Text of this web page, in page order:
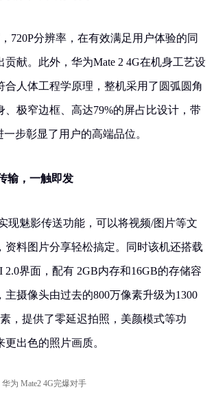
720P分辨率，在有效满足用户体验的同
献。此外，华为Mate 2 4G在机身工艺设
人体工程学原理，整机采用了圆弧圆角
极窄边框、高达79%的屏占比设计，带
步彰显了用户的高端品位。
输，一触即发
现魅影传送功能，可以将视频/图片等文
料图片分享轻松搞定。同时该机还搭载
2.0界面，配有 2GB内存和16GB的存储容
摄像头由过去的800万像素升级为1300
，提供了零延迟拍照，美颜模式等功
出色的照片画质。